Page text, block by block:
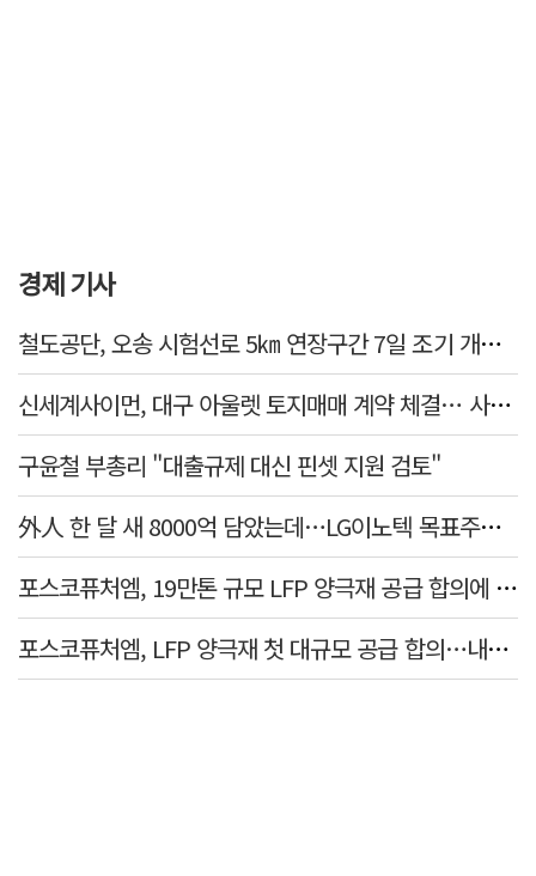
경제 기사
철도공단, 오송 시험선로 5㎞ 연장구간 7일 조기 개통…LA 메트로 사업 지원
신세계사이먼, 대구 아울렛 토지매매 계약 체결… 사업 본궤도
구윤철 부총리 "대출규제 대신 핀셋 지원 검토"
外人 한 달 새 8000억 담았는데…LG이노텍 목표주가는 왜 엇갈릴까
포스코퓨처엠, 19만톤 규모 LFP 양극재 공급 합의에 3%대 강세
포스코퓨처엠, LFP 양극재 첫 대규모 공급 합의…내년부터 6년간 19만t